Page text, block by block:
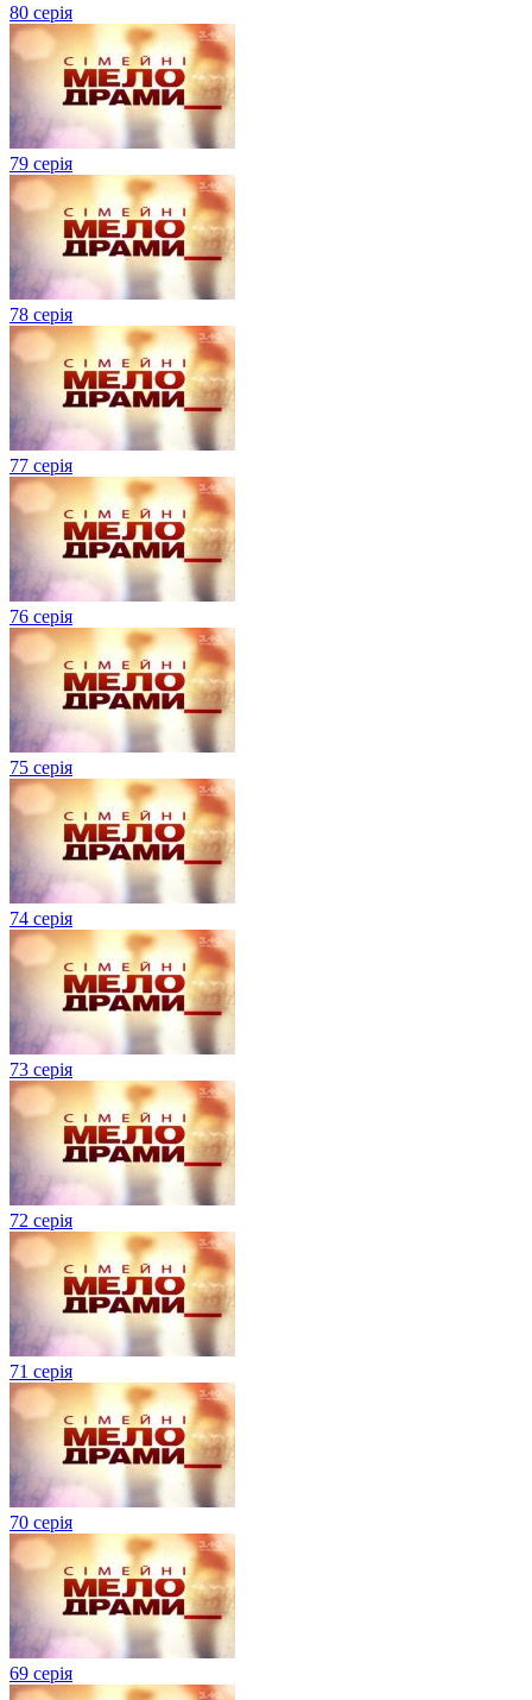
80 серія
79 серія
78 серія
77 серія
76 серія
75 серія
74 серія
73 серія
72 серія
71 серія
70 серія
69 серія